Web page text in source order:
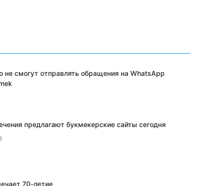
не смогут отправлять обращения на WhatsApp
предлагают букмекерские сайты сегодня
70-летие